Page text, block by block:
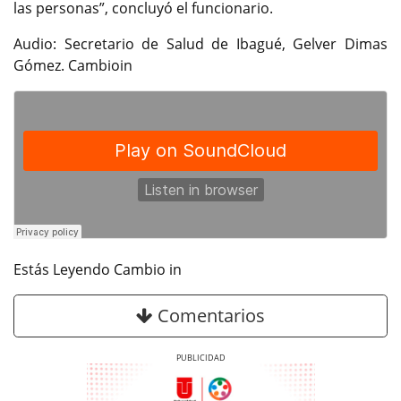
las personas”, concluyó el funcionario.
Audio: Secretario de Salud de Ibagué, Gelver Dimas
Gómez. Cambioin
Estás Leyendo Cambio in
Comentarios